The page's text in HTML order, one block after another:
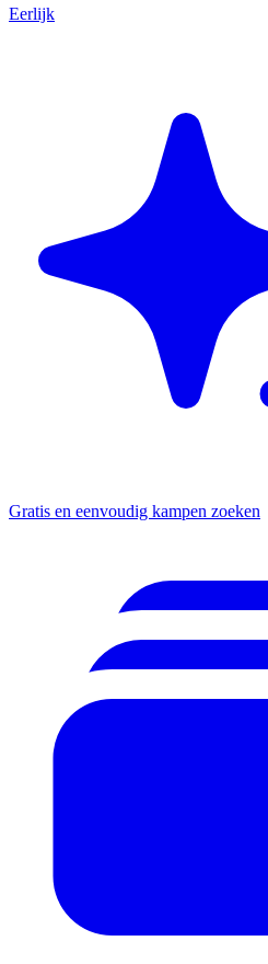
Eerlijk
Gratis en eenvoudig kampen zoeken